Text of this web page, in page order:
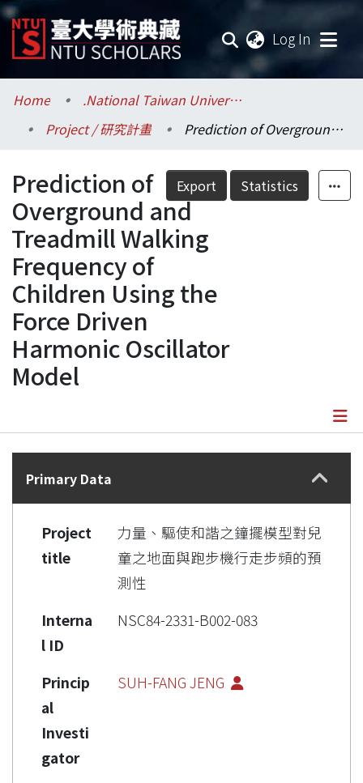
Log In
Communities & Collections
Research Outputs
Fundings & Projects
Researchers
Organizations
Statistics
Home
.National Taiwan University / 國立臺灣大學
Project / 研究計畫
Prediction of Overground and Treadmill Walking Frequency of Children Using the Force Driven Harmonic Oscillator Model
Export Statistics
Prediction of
Overground and
Treadmill Walking
Frequency of
Children Using the
Force Driven
Harmonic Oscillator
Model
Details
Primary Data
Project
title
力量、驅使和諧之鐘擺模型對兒
童之地面與跑步機行走步頻的預
測性
Interna
l ID
NSC84-2331-B002-083
Princip
al
Investi
gator
SUH-FANG JENG